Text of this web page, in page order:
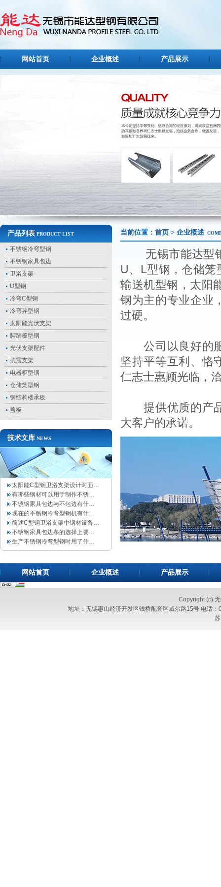
网站首页 企业概述 产品展示
产品列表 PRODUCT LIST
不锈钢冷弯型钢
不锈钢家具包边
卫浴支架
U型钢
冷弯C型钢
冷弯异型钢
太阳能光伏支架
脚踏板型钢
光伏支架配件
抗震支架
电器柜型钢
仓储笼型钢
钢结构楼承板
盖板
技术文库 NEWS
太阳能C型钢卫浴支架设计时面…
有哪些钢材可以用于制作不锈…
不锈钢家具包边与不包边有什…
现在的不锈钢冷弯型钢机有什…
简述C型钢卫浴支架中钢材设备…
不锈钢家具包边条的选择上要…
生产不锈钢冷弯型钢时用了什…
当前位置： 首页 > 企业概述
无锡市能达型钢
U、L型钢，仓储笼
输送机型钢，太阳
钢为主的专业企业
过硬。
公司以良好的服
坚持平等互利、恪
仁志士惠顾光临，
提供优质的产品
大客户的承诺。
网站首页 企业概述 产品展示
Copyright (c)
地址：无锡惠山经济开发区钱桥配套区威尔路15号 电话